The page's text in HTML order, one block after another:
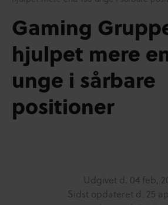
Gaming
hjulpet mere
unge i sårbare
positioner
Udgivet d. 04 feb,
Sidst opdateret d. 25